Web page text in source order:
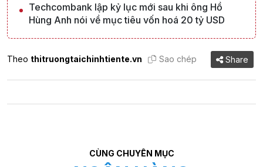
Techcombank lập kỷ lục mới sau khi ông Hồ
Hùng Anh nói về mục tiêu vốn hoá 20 tỷ USD
Theo thitruongtaichinhtiente.vn Sao chép Share
CÙNG CHUYÊN MỤC